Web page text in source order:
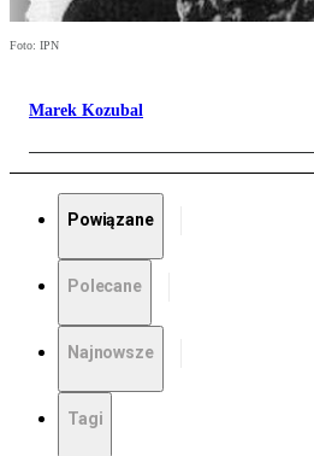
Foto: IPN
Marek Kozubal
Powiązane
Polecane
Najnowsze
Tagi